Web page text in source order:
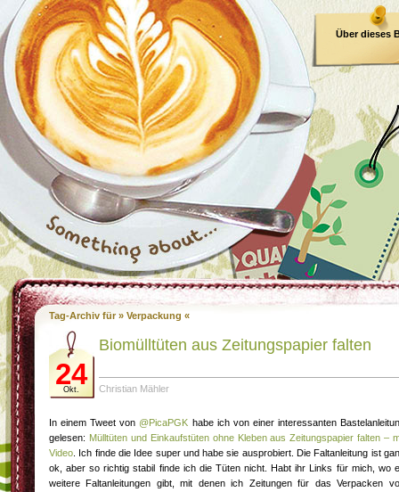
Über dieses
Tag-Archiv für » Verpackung «
24
Okt.
Biomülltüten aus Zeitungspapier falten
Christian Mähler
In einem Tweet von @PicaPGK habe ich von einer interessanten
gelesen: Mülltüten und Einkaufstüten ohne Kleben aus Zeitungspapier falten –
Video . Ich finde die Idee super und habe sie ausprobiert. Die Faltanleitung ist
ok, aber so richtig stabil finde ich die Tüten nicht. Habt ihr Links für mich, wo
weitere Faltanleitungen gibt, mit denen ich Zeitungen für das Verpacken